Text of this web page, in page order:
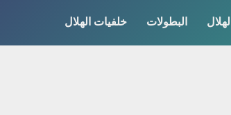
البطولات خلفيات الهلال